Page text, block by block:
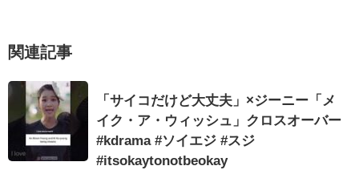
Powered by livedoor 相互RSS
か」出演で話題 Big News TV
Powered by livedoor 相互RSS
関連記事
「サイコだけど大丈夫」×ジーニー「メ
イク・ア・ウィッシュ」クロスオーバー
#kdrama #ソイエジ #スジ
#itsokaytonotbeokay